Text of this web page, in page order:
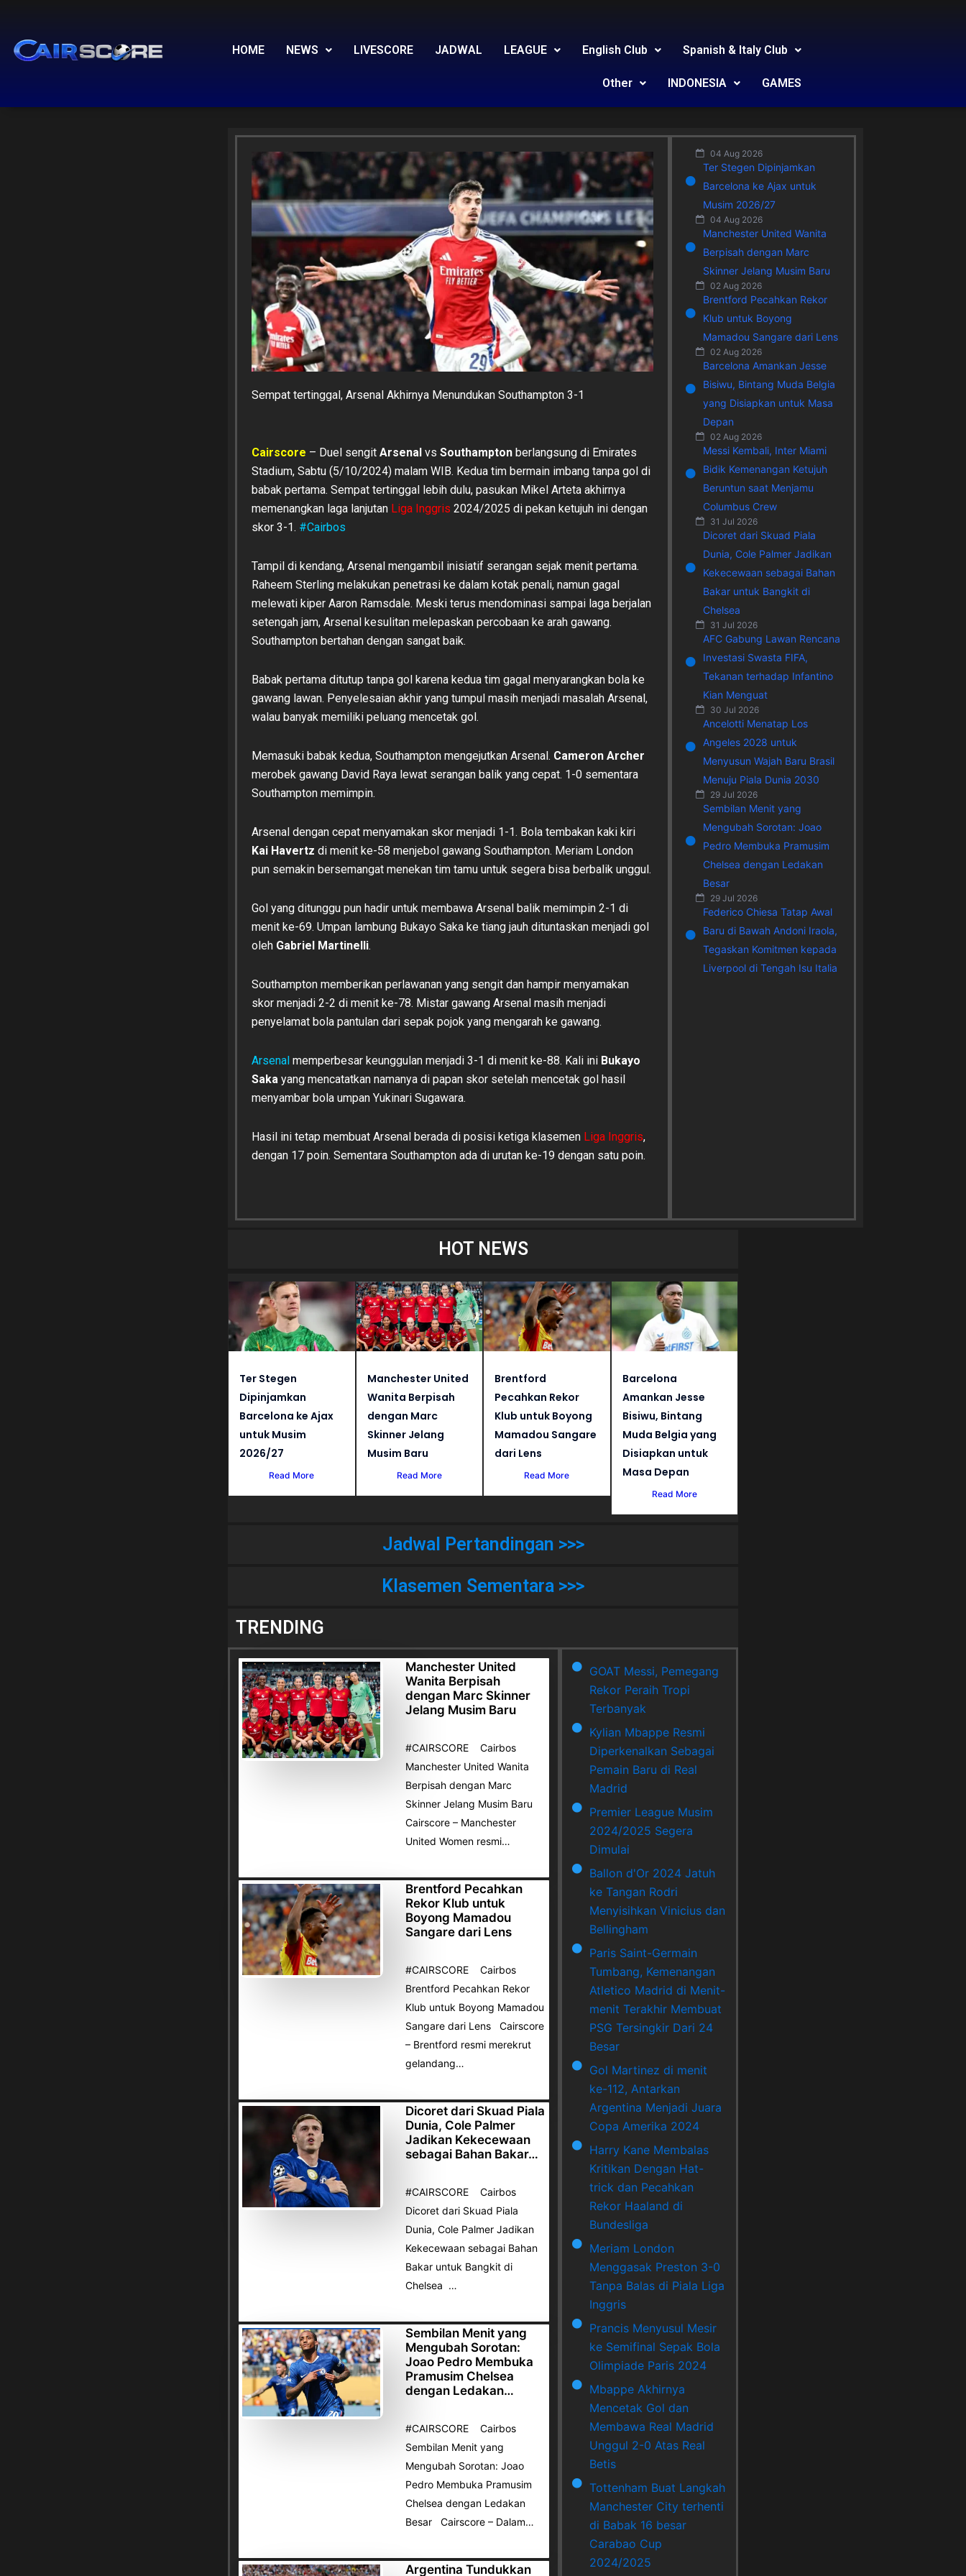
content
HOME NEWS LIVESCORE JADWAL LEAGUE English Club Spanish & Italy Club
Other INDONESIA GAMES
Sempat tertinggal, Arsenal Akhirnya Menundukan Southampton 3-1
Cairscore – Duel sengit Arsenal vs Southampton berlangsung di Emirates
Stadium, Sabtu (5/10/2024) malam WIB. Kedua tim bermain imbang tanpa gol di
babak pertama. Sempat tertinggal lebih dulu, pasukan Mikel Arteta akhirnya
memenangkan laga lanjutan Liga Inggris 2024/2025 di pekan ketujuh ini dengan
skor 3-1. #Cairbos
Tampil di kendang, Arsenal mengambil inisiatif serangan sejak menit pertama.
Raheem Sterling melakukan penetrasi ke dalam kotak penali, namun gagal
melewati kiper Aaron Ramsdale. Meski terus mendominasi sampai laga berjalan
setengah jam, Arsenal kesulitan melepaskan percobaan ke arah gawang.
Southampton bertahan dengan sangat baik.
Babak pertama ditutup tanpa gol karena kedua tim gagal menyarangkan bola ke
gawang lawan. Penyelesaian akhir yang tumpul masih menjadi masalah Arsenal,
walau banyak memiliki peluang mencetak gol.
Memasuki babak kedua, Southampton mengejutkan Arsenal. Cameron Archer
merobek gawang David Raya lewat serangan balik yang cepat. 1-0 sementara
Southampton memimpin.
Arsenal dengan cepat menyamakan skor menjadi 1-1. Bola tembakan kaki kiri
Kai Havertz di menit ke-58 menjebol gawang Southampton. Meriam London
pun semakin bersemangat menekan tim tamu untuk segera bisa berbalik unggul.
Gol yang ditunggu pun hadir untuk membawa Arsenal balik memimpin 2-1 di
menit ke-69. Umpan lambung Bukayo Saka ke tiang jauh dituntaskan menjadi gol
oleh Gabriel Martinelli.
Southampton memberikan perlawanan yang sengit dan hampir menyamakan
skor menjadi 2-2 di menit ke-78. Mistar gawang Arsenal masih menjadi
penyelamat bola pantulan dari sepak pojok yang mengarah ke gawang.
Arsenal memperbesar keunggulan menjadi 3-1 di menit ke-88. Kali ini Bukayo
Saka yang mencatatkan namanya di papan skor setelah mencetak gol hasil
menyambar bola umpan Yukinari Sugawara.
Hasil ini tetap membuat Arsenal berada di posisi ketiga klasemen Liga Inggris,
dengan 17 poin. Sementara Southampton ada di urutan ke-19 dengan satu poin.
04 Aug 2026
Ter Stegen Dipinjamkan
Barcelona ke Ajax untuk
Musim 2026/27
04 Aug 2026
Manchester United Wanita
Berpisah dengan Marc
Skinner Jelang Musim Baru
02 Aug 2026
Brentford Pecahkan Rekor
Klub untuk Boyong
Mamadou Sangare dari Lens
02 Aug 2026
Barcelona Amankan Jesse
Bisiwu, Bintang Muda Belgia
yang Disiapkan untuk Masa
Depan
02 Aug 2026
Messi Kembali, Inter Miami
Bidik Kemenangan Ketujuh
Beruntun saat Menjamu
Columbus Crew
31 Jul 2026
Dicoret dari Skuad Piala
Dunia, Cole Palmer Jadikan
Kekecewaan sebagai Bahan
Bakar untuk Bangkit di
Chelsea
31 Jul 2026
AFC Gabung Lawan Rencana
Investasi Swasta FIFA,
Tekanan terhadap Infantino
Kian Menguat
30 Jul 2026
Ancelotti Menatap Los
Angeles 2028 untuk
Menyusun Wajah Baru Brasil
Menuju Piala Dunia 2030
29 Jul 2026
Sembilan Menit yang
Mengubah Sorotan: Joao
Pedro Membuka Pramusim
Chelsea dengan Ledakan
Besar
29 Jul 2026
Federico Chiesa Tatap Awal
Baru di Bawah Andoni Iraola,
Tegaskan Komitmen kepada
Liverpool di Tengah Isu Italia
HOT NEWS
Ter Stegen
Dipinjamkan
Barcelona ke Ajax
untuk Musim
2026/27
Read More
Manchester United
Wanita Berpisah
dengan Marc
Skinner Jelang
Musim Baru
Read More
Brentford
Pecahkan Rekor
Klub untuk Boyong
Mamadou Sangare
dari Lens
Read More
Barcelona
Amankan Jesse
Bisiwu, Bintang
Muda Belgia yang
Disiapkan untuk
Masa Depan
Read More
Jadwal Pertandingan >>>
Klasemen Sementara >>>
TRENDING
Manchester United
Wanita Berpisah
dengan Marc Skinner
Jelang Musim Baru
#CAIRSCORE Cairbos
Manchester United Wanita
Berpisah dengan Marc
Skinner Jelang Musim Baru
Cairscore – Manchester
United Women resmi…
Brentford Pecahkan
Rekor Klub untuk
Boyong Mamadou
Sangare dari Lens
#CAIRSCORE Cairbos
Brentford Pecahkan Rekor
Klub untuk Boyong Mamadou
Sangare dari Lens Cairscore
– Brentford resmi merekrut
gelandang…
Dicoret dari Skuad Piala
Dunia, Cole Palmer
Jadikan Kekecewaan
sebagai Bahan Bakar…
#CAIRSCORE Cairbos
Dicoret dari Skuad Piala
Dunia, Cole Palmer Jadikan
Kekecewaan sebagai Bahan
Bakar untuk Bangkit di
Chelsea …
Sembilan Menit yang
Mengubah Sorotan:
Joao Pedro Membuka
Pramusim Chelsea
dengan Ledakan…
#CAIRSCORE Cairbos
Sembilan Menit yang
Mengubah Sorotan: Joao
Pedro Membuka Pramusim
Chelsea dengan Ledakan
Besar Cairscore – Dalam…
Argentina Tundukkan
GOAT Messi, Pemegang
Rekor Peraih Tropi
Terbanyak
Kylian Mbappe Resmi
Diperkenalkan Sebagai
Pemain Baru di Real
Madrid
Premier League Musim
2024/2025 Segera
Dimulai
Ballon d'Or 2024 Jatuh
ke Tangan Rodri
Menyisihkan Vinicius dan
Bellingham
Paris Saint-Germain
Tumbang, Kemenangan
Atletico Madrid di Menit-
menit Terakhir Membuat
PSG Tersingkir Dari 24
Besar
Gol Martinez di menit
ke-112, Antarkan
Argentina Menjadi Juara
Copa Amerika 2024
Harry Kane Membalas
Kritikan Dengan Hat-
trick dan Pecahkan
Rekor Haaland di
Bundesliga
Meriam London
Menggasak Preston 3-0
Tanpa Balas di Piala Liga
Inggris
Prancis Menyusul Mesir
ke Semifinal Sepak Bola
Olimpiade Paris 2024
Mbappe Akhirnya
Mencetak Gol dan
Membawa Real Madrid
Unggul 2-0 Atas Real
Betis
Tottenham Buat Langkah
Manchester City terhenti
di Babak 16 besar
Carabao Cup
2024/2025